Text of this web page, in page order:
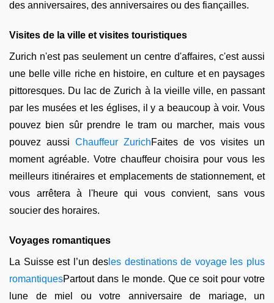
des anniversaires, des anniversaires ou des fiançailles.
Visites de la ville et visites touristiques
Zurich n'est pas seulement un centre d'affaires, c'est aussi
une belle ville riche en histoire, en culture et en paysages
pittoresques. Du lac de Zurich à la vieille ville, en passant
par les musées et les églises, il y a beaucoup à voir. Vous
pouvez bien sûr prendre le tram ou marcher, mais vous
pouvez aussi Chauffeur ZurichFaites de vos visites un
moment agréable. Votre chauffeur choisira pour vous les
meilleurs itinéraires et emplacements de stationnement, et
vous arrêtera à l'heure qui vous convient, sans vous
soucier des horaires.
Voyages romantiques
La Suisse est l’un des les destinations de voyage les plus
romantiquesPartout dans le monde. Que ce soit pour votre
lune de miel ou votre anniversaire de mariage, un